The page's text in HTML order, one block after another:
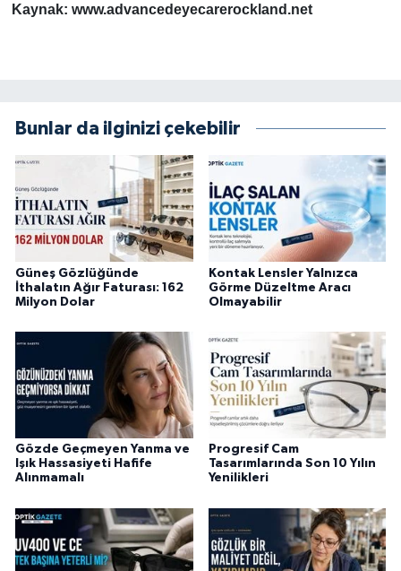
Kaynak: www.advancedeyecarerockland.net
Bunlar da ilginizi çekebilir
Güneş Gözlüğünde
İthalatın Ağır Faturası: 162
Milyon Dolar
Kontak Lensler Yalnızca
Görme Düzeltme Aracı
Olmayabilir
Gözde Geçmeyen Yanma ve
Işık Hassasiyeti Hafife
Alınmamalı
Progresif Cam
Tasarımlarında Son 10 Yılın
Yenilikleri